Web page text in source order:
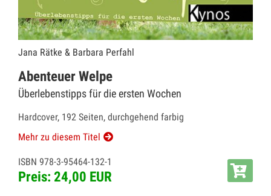
Jana Rätke & Barbara Perfahl
Abenteuer Welpe
Überlebenstipps für die ersten Wochen
Hardcover, 192 Seiten, durchgehend farbig
Mehr zu diesem Titel
ISBN 978-3-95464-132-1
Preis: 24,00 EUR